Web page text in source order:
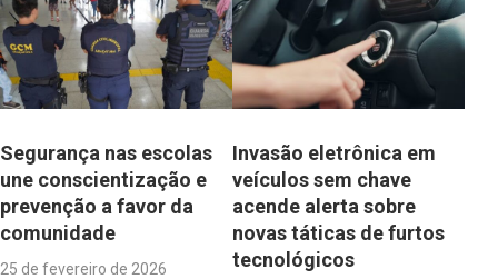
Segurança nas escolas
une conscientização e
prevenção a favor da
comunidade
25 de fevereiro de 2026
Invasão eletrônica em
veículos sem chave
acende alerta sobre
novas táticas de furtos
tecnológicos